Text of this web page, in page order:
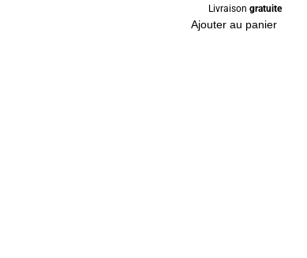
Livraison gratuite
Ajouter au panier